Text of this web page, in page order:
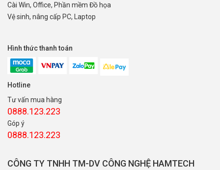
Cài Win, Office, Phần mềm Đồ họa
Vệ sinh, nâng cấp PC, Laptop
Hình thức thanh toán
Hotline
Tư vấn mua hàng
0888.123.223
Góp ý
0888.123.223
CÔNG TY TNHH TM-DV CÔNG NGHỆ HAMTECH